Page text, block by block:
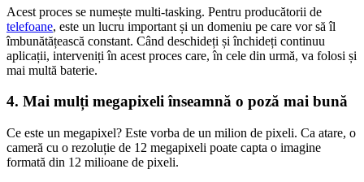
Acest proces se numește multi-tasking. Pentru producătorii de
telefoane, este un lucru important și un domeniu pe care vor să îl
îmbunătățească constant. Când deschideți și închideți continuu
aplicații, interveniți în acest proces care, în cele din urmă, va folosi și
mai multă baterie.
4. Mai mulți megapixeli înseamnă o poză mai bună
Ce este un megapixel? Este vorba de un milion de pixeli. Ca atare, o
cameră cu o rezoluție de 12 megapixeli poate capta o imagine
formată din 12 milioane de pixeli.